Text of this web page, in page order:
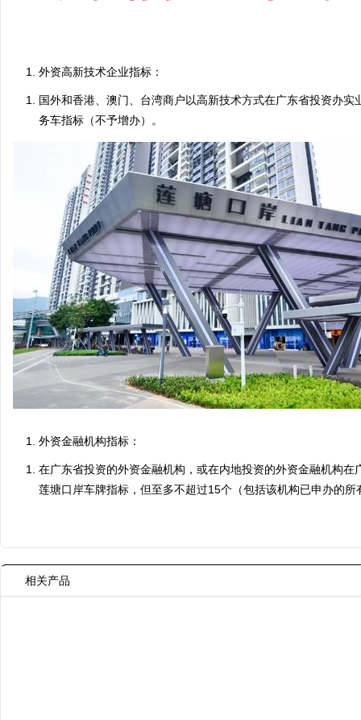
外资高新技术企业指标：
国外和香港、澳门、台湾商户以高新技术方式在广东省投资办
务车指标（不予增办）。
外资金融机构指标：
在广东省投资的外资金融机构，或在内地投资的外资金融机构
莲塘口岸车牌指标，但至多不超过15个（包括该机构已申办的
相关产品